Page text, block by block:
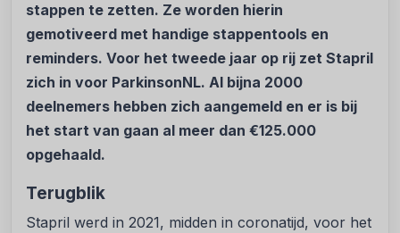
stappen te zetten. Ze worden hierin
gemotiveerd met handige stappentools en
reminders. Voor het tweede jaar op rij zet Stapril
zich in voor ParkinsonNL. Al bijna 2000
deelnemers hebben zich aangemeld en er is bij
het start van gaan al meer dan €125.000
opgehaald.
Terugblik
Stapril werd in 2021, midden in coronatijd, voor het